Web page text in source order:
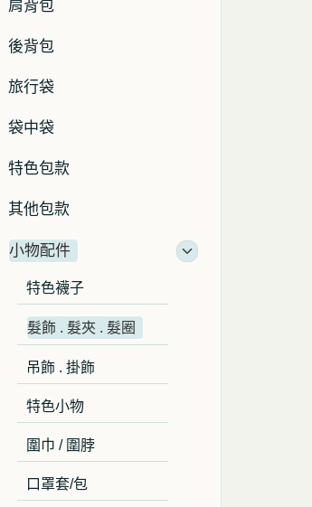
肩背包
後背包
旅行袋
袋中袋
特色包款
其他包款
小物配件
特色襪子
髮飾 . 髮夾 . 髮圈
吊飾 . 掛飾
特色小物
圍巾 / 圍脖
口罩套/包